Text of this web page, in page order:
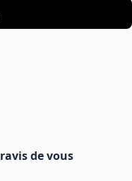
de vous